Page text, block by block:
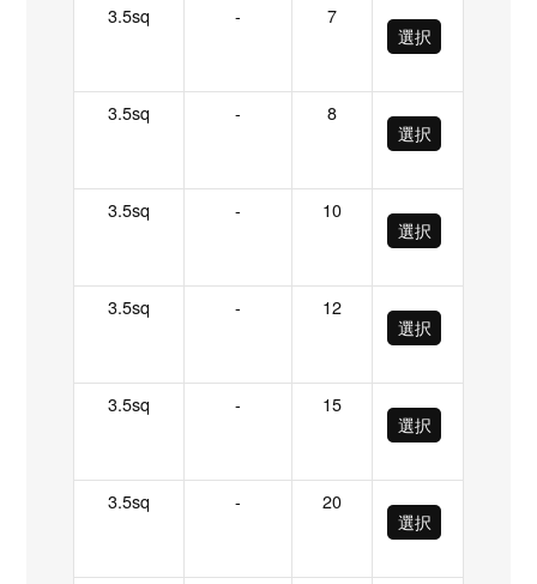
3.5sq -
7
選択
3.5sq -
8
選択
3.5sq -
10
選択
3.5sq -
12
選択
3.5sq -
15
選択
3.5sq -
20
選択